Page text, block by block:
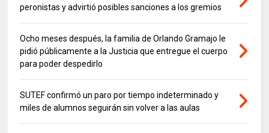
peronistas y advirtió posibles sanciones a los gremios
Ocho meses después, la familia de Orlando Gramajo le
pidió públicamente a la Justicia que entregue el cuerpo
para poder despedirlo
SUTEF confirmó un paro por tiempo indeterminado y
miles de alumnos seguirán sin volver a las aulas